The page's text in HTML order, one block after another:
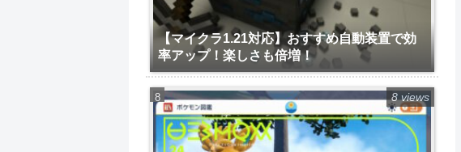
【マイクラ1.21対応】おすすめ自動装置で効
率アップ！楽しさも倍増！
8 views